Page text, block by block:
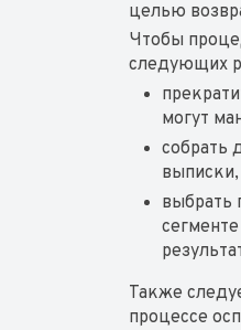
целью
Чтобы
следующих
могут
собрать
выбрать
Также
процессе